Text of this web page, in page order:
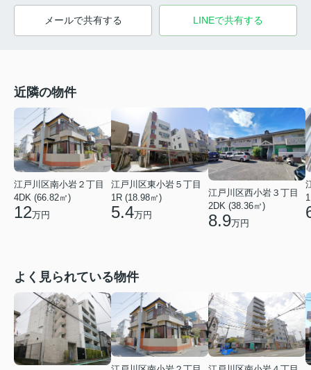
メールで共有する LINEで共有する
近隣の物件
江戸川区南小岩２丁目
4DK (66.82㎡)
12万円
江戸川区東小岩５丁目
1R (18.98㎡)
5.4万円
江戸川区西小岩３丁目
2DK (38.36㎡)
8.9万円
よく見られている物件